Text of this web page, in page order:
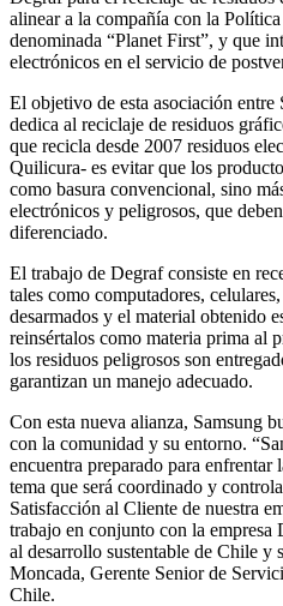
alinear a la compañía con la
denominada “Planet First”, y que
electrónicos en el servicio de
El objetivo de esta asociación
dedica al reciclaje de residuos
que recicla desde 2007 residuos
Quilicura- es evitar que los
como basura convencional, sino
electrónicos y peligrosos, que
diferenciado.
El trabajo de Degraf consiste en
tales como computadores,
desarmados y el material obtenido
reinsértalos como materia prima al
los residuos peligrosos son
garantizan un manejo adecuado.
Con esta nueva alianza, Samsung
con la comunidad y su entorno.
encuentra preparado para
tema que será coordinado y
Satisfacción al Cliente de nuestra
trabajo en conjunto con la empresa
al desarrollo sustentable de Chile y
Moncada, Gerente Senior de
Chile.